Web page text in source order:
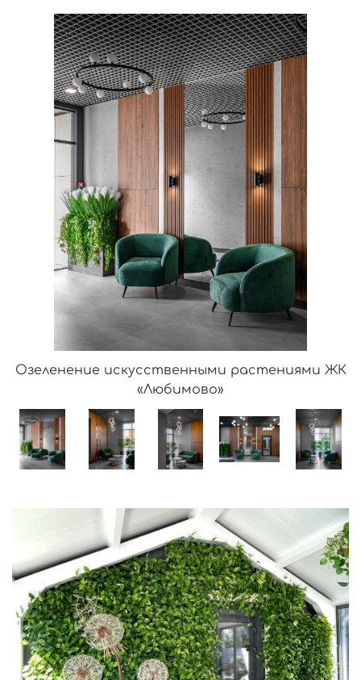
Озеленение искусственными растениями ЖК
«Любимово»